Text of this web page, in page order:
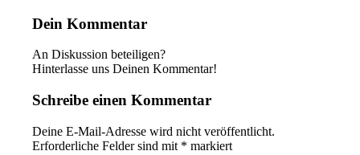
Dein Kommentar
An Diskussion beteiligen?
Hinterlasse uns Deinen Kommentar!
Schreibe einen Kommentar
Deine E-Mail-Adresse wird nicht veröffentlicht.
Erforderliche Felder sind mit * markiert